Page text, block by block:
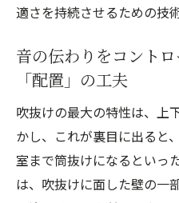
適さを持続させるための技
音の伝わりをコント
「配置」の工夫
吹抜けの最大の特性は、上
かし、これが裏目に出ると
室まで筒抜けになるといっ
は、吹抜けに面した壁の一